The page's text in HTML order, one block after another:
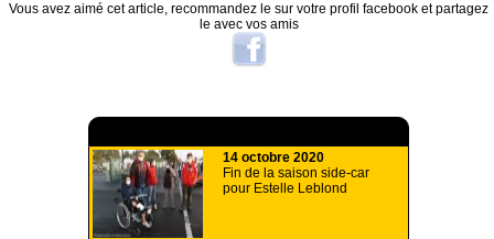
Vous avez aimé cet article, recommandez le sur votre profil facebook et partagez
le avec vos amis
14 octobre 2020
Fin de la saison side-car
pour Estelle Leblond